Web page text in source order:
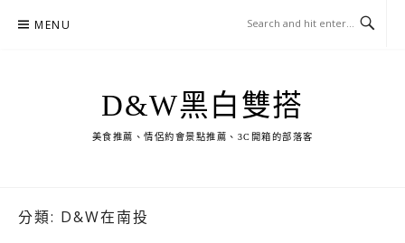
MENU
D&W黑白雙搭
美食推薦、情侶約會景點推薦、3C開箱的部落客
分類: D&W在南投